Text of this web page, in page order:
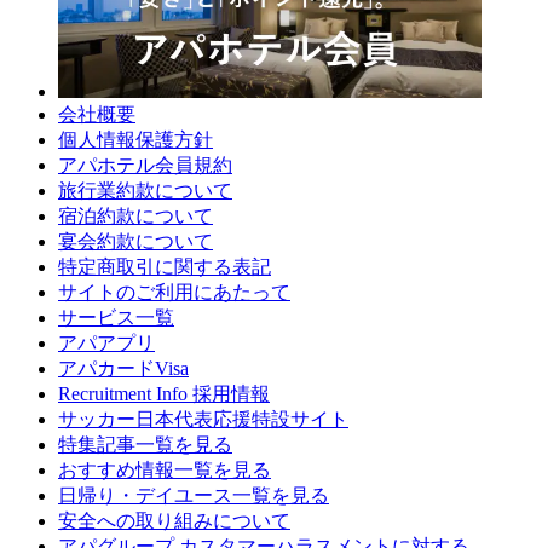
会社概要
個人情報保護方針
アパホテル会員規約
旅行業約款について
宿泊約款について
宴会約款について
特定商取引に関する表記
サイトのご利用にあたって
サービス一覧
アパアプリ
アパカードVisa
Recruitment Info 採用情報
サッカー日本代表応援特設サイト
特集記事一覧を見る
おすすめ情報一覧を見る
日帰り・デイユース一覧を見る
安全への取り組みについて